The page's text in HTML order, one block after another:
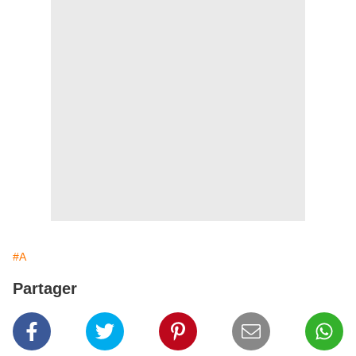
#A
Partager